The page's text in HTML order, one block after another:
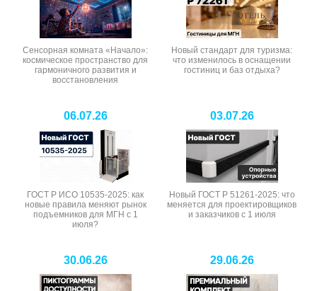
Сенсорная комната «Начало»:
космическое пространство для
гармоничного развития и
восстановления
Новый стандарт для туризма:
что изменилось в оснащении
гостиниц и баз отдыха?
06.07.26
ГОСТ Р ИСО 10535-2025: как
новые правила меняют рынок
подъемников для МГН с 1
июля?
03.07.26
Новый ГОСТ Р 51261-2025: что
меняется для проектировщиков
и заказчиков с 1 июля
30.06.26 29.06.26